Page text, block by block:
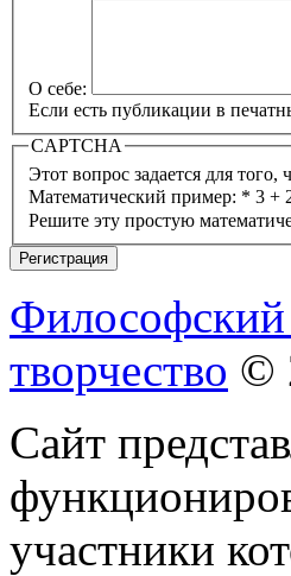
О себе:
Если есть публикации в
CAPTCHA
Математический пример: * 3 +
Решите эту простую
творчество ©
Сайт
участники